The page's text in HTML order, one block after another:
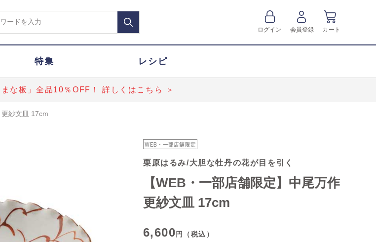
ログイン 会員登録 カート
特集 レシピ
まな板」全品10％OFF！ 詳しくはこちら ＞
更紗文皿 17cm
栗原はるみ/大胆な牡丹の花が目を引く
【WEB・一部店舗限定】中尾万作
更紗文皿 17cm
6,600円（税込）